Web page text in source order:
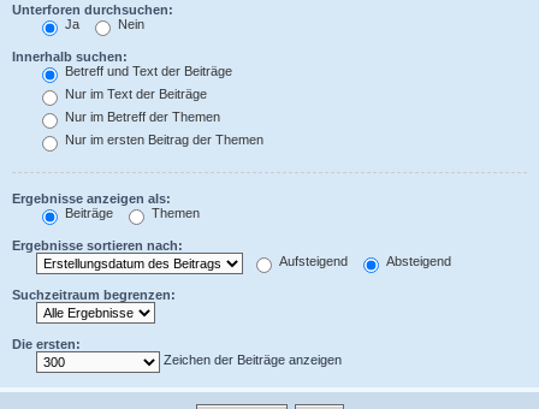
Unterforen durchsuchen:
Ja
Nein
Innerhalb suchen:
Betreff und Text der Beiträge
Nur im Text der Beiträge
Nur im Betreff der Themen
Nur im ersten Beitrag der Themen
Ergebnisse anzeigen als:
Beiträge
Themen
Ergebnisse sortieren nach:
Aufsteigend
Absteigend
Suchzeitraum begrenzen:
Die ersten:
Zeichen der Beiträge anzeigen